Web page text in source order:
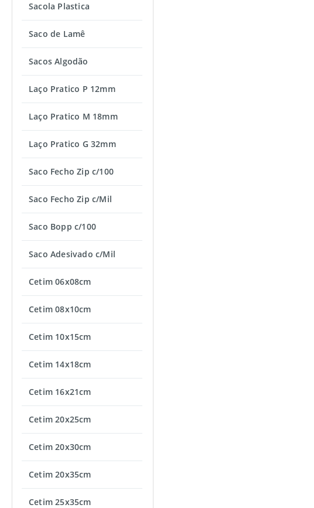
Sacola Plastica
Saco de Lamê
Sacos Algodão
Laço Pratico P 12mm
Laço Pratico M 18mm
Laço Pratico G 32mm
Saco Fecho Zip c/100
Saco Fecho Zip c/Mil
Saco Bopp c/100
Saco Adesivado c/Mil
Cetim 06x08cm
Cetim 08x10cm
Cetim 10x15cm
Cetim 14x18cm
Cetim 16x21cm
Cetim 20x25cm
Cetim 20x30cm
Cetim 20x35cm
Cetim 25x35cm